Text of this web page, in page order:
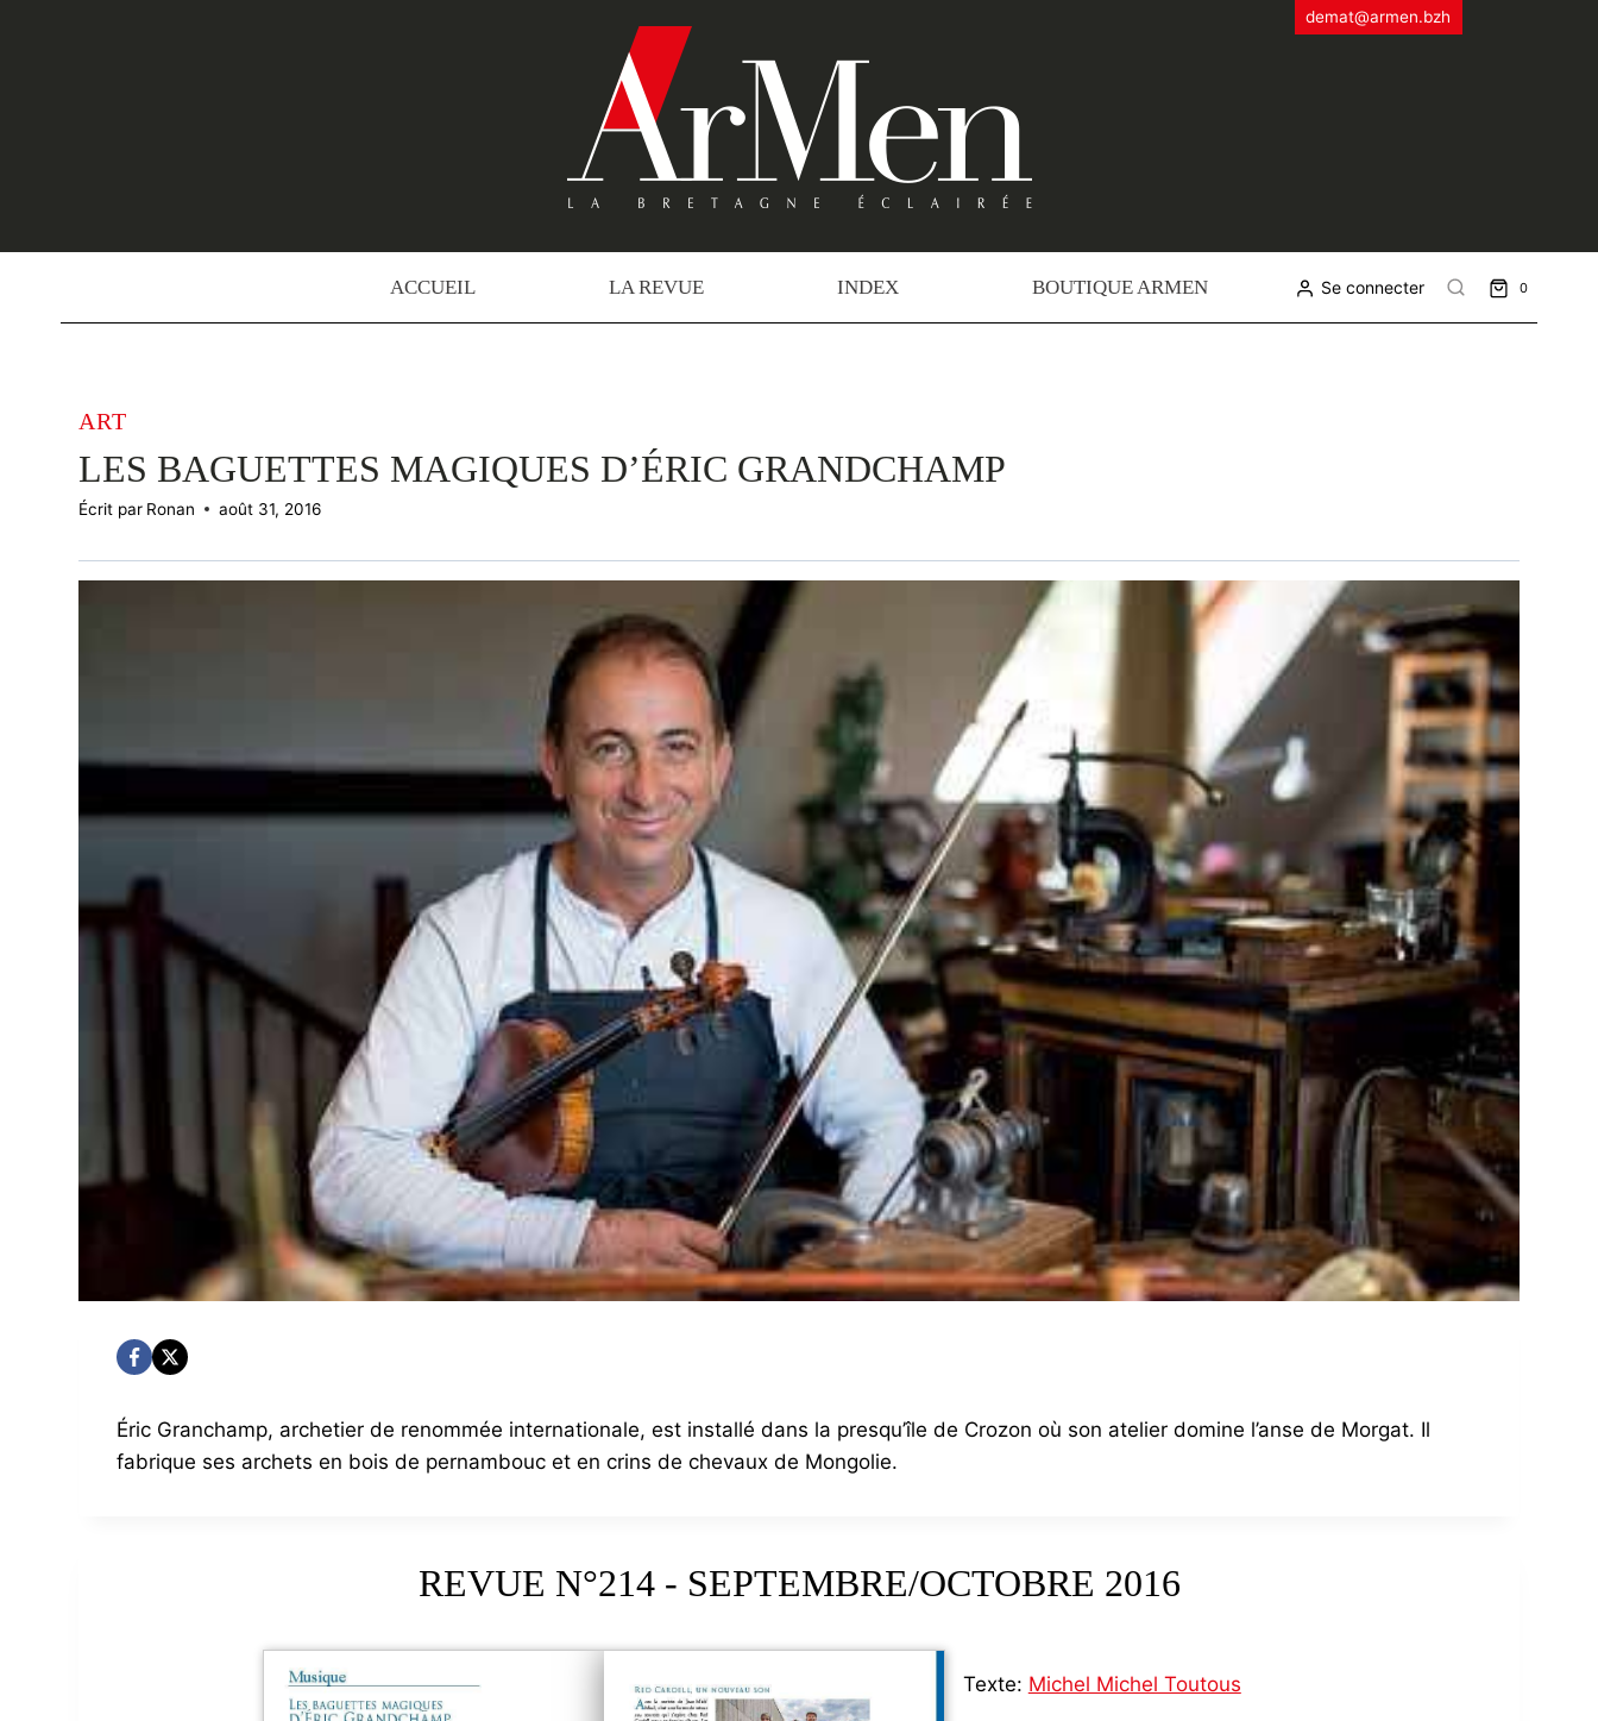
demat@armen.bzh
ACCUEIL LA REVUE INDEX BOUTIQUE ARMEN Se connecter 0
ART
LES BAGUETTES MAGIQUES D’ÉRIC GRANDCHAMP
Écrit par Ronan août 31, 2016
Éric Granchamp, archetier de renommée internationale, est installé dans la presqu’île de Crozon où son atelier domine l’anse de Morgat. Il
fabrique ses archets en bois de pernambouc et en crins de chevaux de Mongolie.
REVUE N°214 - SEPTEMBRE/OCTOBRE 2016
Texte: Michel Michel Toutous